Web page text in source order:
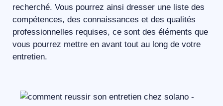
recherché. Vous pourrez ainsi dresser une liste des
compétences, des connaissances et des qualités
professionnelles requises, ce sont des éléments que
vous pourrez mettre en avant tout au long de votre
entretien.